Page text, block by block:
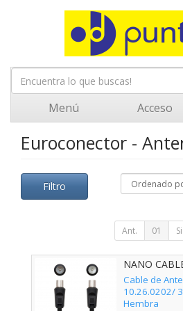
Menú Acceso
Euroconector -
Filtro
Ant. 01
NANO
Cable de
10.26.0202/
Hembra